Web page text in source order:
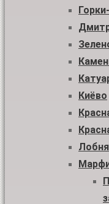
Киёво
Лобня